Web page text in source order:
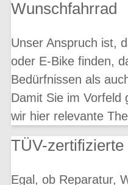
Wunschfahrrad
Unser Anspruch ist,
oder E-Bike finden,
Bedürfnissen als
Damit Sie im Vorfeld
wir hier relevante
TÜV-
Egal, ob Reparatur,